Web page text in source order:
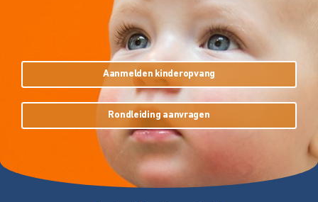
Aanmelden kinderopvang
Rondleiding aanvragen